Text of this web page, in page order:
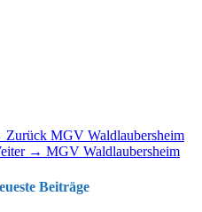
Zurück Vorhergehender
Beitrag:
MGV Waldlaubersheim
→ Nächster
MGV Waldlaubersheim
Beiträge